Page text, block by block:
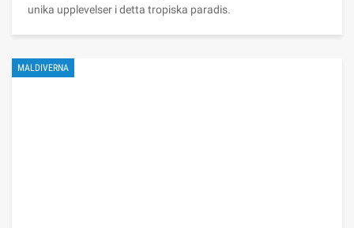
unika upplevelser i detta tropiska paradis.
MALDIVERNA